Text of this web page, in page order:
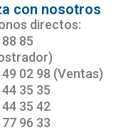
con nosotros
directos:
85
49 02 98 (Ventas)
35 35
35 42
96 33